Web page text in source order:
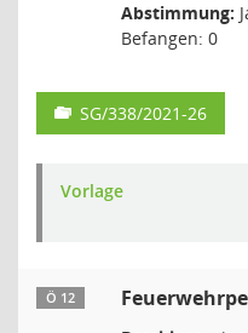
Abstimmung:
Befangen: 0
SG/338/2021-26
Vorlage
Ö 12